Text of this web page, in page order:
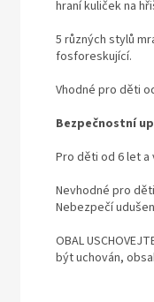
hraní kuliček na
5 různých stylů
fosforeskující.
Vhodné pro děti
Bezpečnostní
Pro děti od 6 let a
Nevhodné pro
Nebezpečí
OBAL
být uchován,